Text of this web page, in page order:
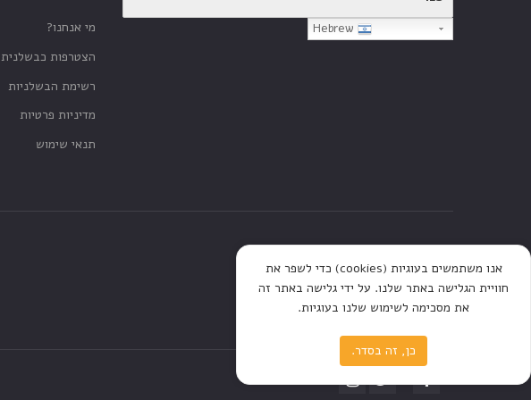
מי אנחנו?
הצטרפות כבשלנית
רשימת הבשלניות
מדיניות פרטיות
תנאי שימוש
כתבות
אנו משתמשים בעוגיות (cookies) כדי לשפר את
חוויית הגלישה באתר שלנו. על ידי גלישה באתר זה
את מסכימה לשימוש שלנו בעוגיות.
כן, זה בסדר.